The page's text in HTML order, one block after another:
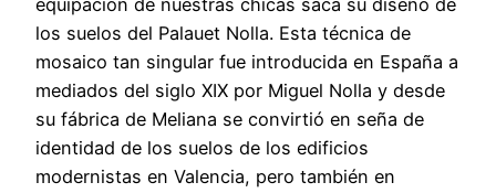
equipación de nuestras chicas saca su diseño de
los suelos del Palauet Nolla. Esta técnica de
mosaico tan singular fue introducida en España a
mediados del siglo XIX por Miguel Nolla y desde
su fábrica de Meliana se convirtió en seña de
identidad de los suelos de los edificios
modernistas en Valencia, pero también en